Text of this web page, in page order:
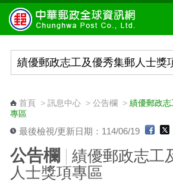
跳到主要內容區塊
首頁> 訊息中心> 公告欄 > 績優郵政
專區
最後檢視/更新日期：114/06/19
公告欄
績優郵政志工
人士獎項專區